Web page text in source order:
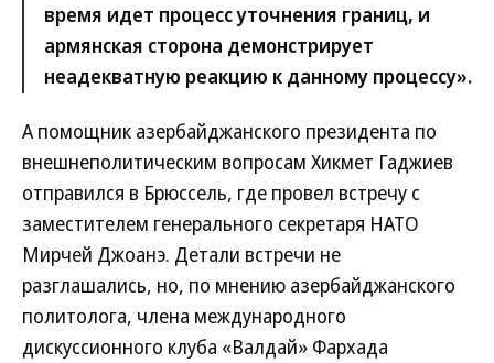
время идет процесс уточнения границ, и
армянская сторона демонстрирует
неадекватную реакцию к данному процессу».
А помощник азербайджанского президента по
внешнеполитическим вопросам Хикмет Гаджиев
отправился в Брюссель, где провел встречу с
заместителем генерального секретаря НАТО
Мирчей Джоанэ. Детали встречи не
разглашались, но, по мнению азербайджанского
политолога, члена международного
дискуссионного клуба «Валдай» Фархада